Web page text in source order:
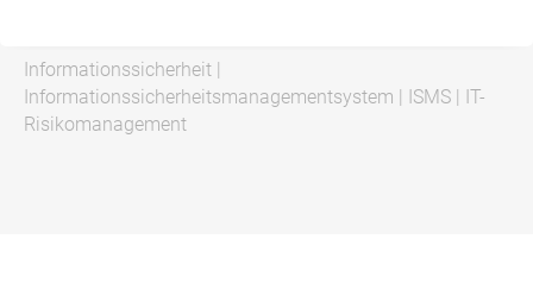
Informationssicherheit
Informationssicherheitsmanagementsystem
ISMS
IT-
Risikomanagement